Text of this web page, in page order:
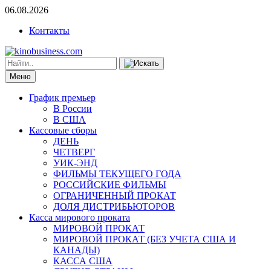
06.08.2026
Контакты
Меню
График премьер
В России
В США
Кассовые сборы
ДЕНЬ
ЧЕТВЕРГ
УИК-ЭНД
ФИЛЬМЫ ТЕКУЩЕГО ГОДА
РОССИЙСКИЕ ФИЛЬМЫ
ОГРАНИЧЕННЫЙ ПРОКАТ
ДОЛЯ ДИСТРИБЬЮТОРОВ
Касса мирового проката
МИРОВОЙ ПРОКАТ
МИРОВОЙ ПРОКАТ (БЕЗ УЧЕТА США И
КАНАДЫ)
КАССА США